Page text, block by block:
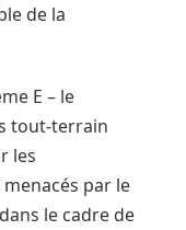
de la
E – le
tout-terrain
les
par le
le cadre de